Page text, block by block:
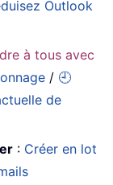
Outlook
à tous avec
/ 🕘
de
: Créer en lot